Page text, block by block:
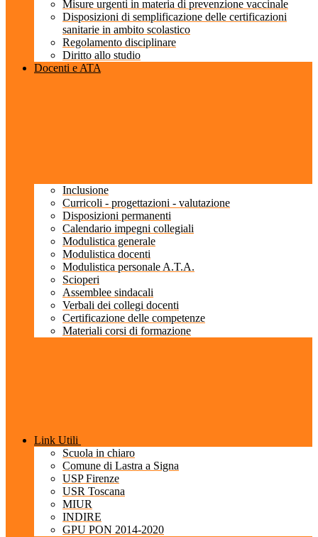
Misure urgenti in materia di prevenzione vaccinale
Disposizioni di semplificazione delle certificazioni
sanitarie in ambito scolastico
Regolamento disciplinare
Diritto allo studio
Docenti e ATA
Inclusione
Curricoli - progettazioni - valutazione
Disposizioni permanenti
Calendario impegni collegiali
Modulistica generale
Modulistica docenti
Modulistica personale A.T.A.
Scioperi
Assemblee sindacali
Verbali dei collegi docenti
Certificazione delle competenze
Materiali corsi di formazione
Link Utili
Scuola in chiaro
Comune di Lastra a Signa
USP Firenze
USR Toscana
MIUR
INDIRE
GPU PON 2014-2020